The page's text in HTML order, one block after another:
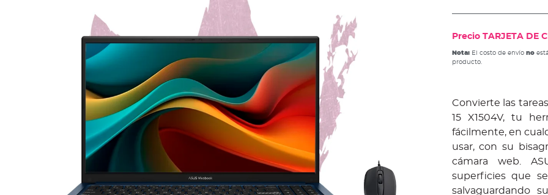
Precio TARJETA DE
Nota:El costo de envío no
producto.
Convierte las
15 X1504V, tu
fácilmente, en
usar, con su
cámara web.
superficies que
salvaguardando